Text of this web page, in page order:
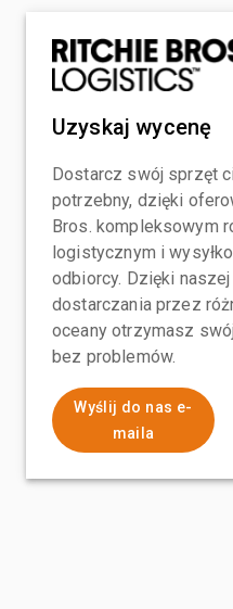
Uzyskaj wycenę
Dostarcz swój sprzęt
potrzebny, dzięki
Bros. kompleksowym
logistycznym i
odbiorcy. Dzięki
dostarczania przez
oceany otrzymasz
bez problemów.
Wyślij do nas e-
maila